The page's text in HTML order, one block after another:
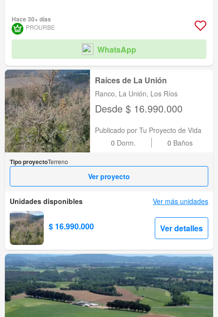
Hace 30+ días
PROURBE
WhatsApp
Raíces de La Unión
Ranco, La Unión, Los Ríos
Desde $ 16.990.000
Publicado por Tu Proyecto de Vida
0 Dorm. 0 Baños
Tipo proyectoTerreno
Ver proyecto
Unidades disponibles Ver más unidades
$ 16.990.000 Ver detalles